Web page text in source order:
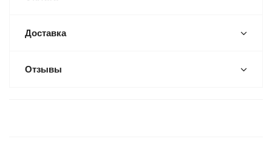
Доставка
Отзывы